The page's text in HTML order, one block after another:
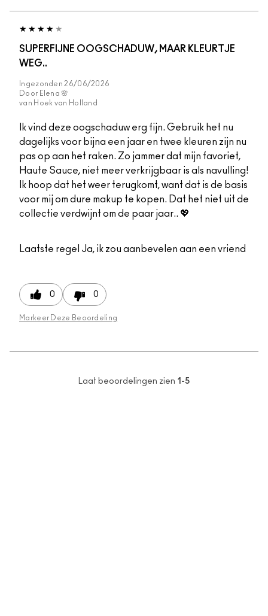
SUPERFIJNE OOGSCHADUW, MAAR KLEURTJE
WEG..
Ingezonden 26/06/2026
Door Elena 🌸
van Hoek van Holland
Ik vind deze oogschaduw erg fijn. Gebruik het nu
dagelijks voor bijna een jaar en twee kleuren zijn nu
pas op aan het raken. Zo jammer dat mijn favoriet,
Haute Sauce, niet meer verkrijgbaar is als navulling!
Ik hoop dat het weer terugkomt, want dat is de basis
voor mij om dure makup te kopen. Dat het niet uit de
collectie verdwijnt om de paar jaar.. 💖
Laatste regel Ja, ik zou aanbevelen aan een vriend
0 0
Markeer Deze Beoordeling
Laat beoordelingen zien 1-5